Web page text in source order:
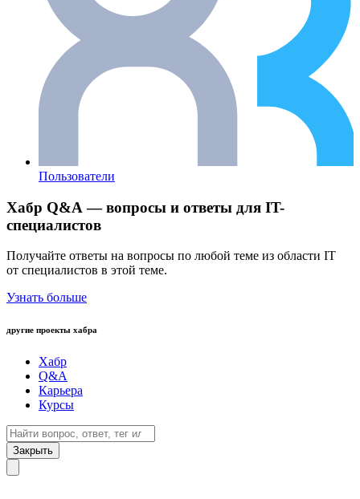
Пользователи
Хабр Q&A — вопросы и ответы для IT-
специалистов
Получайте ответы на вопросы по любой теме из области IT
от специалистов в этой теме.
Узнать больше
другие проекты хабра
Хабр
Q&A
Карьера
Курсы
Закрыть